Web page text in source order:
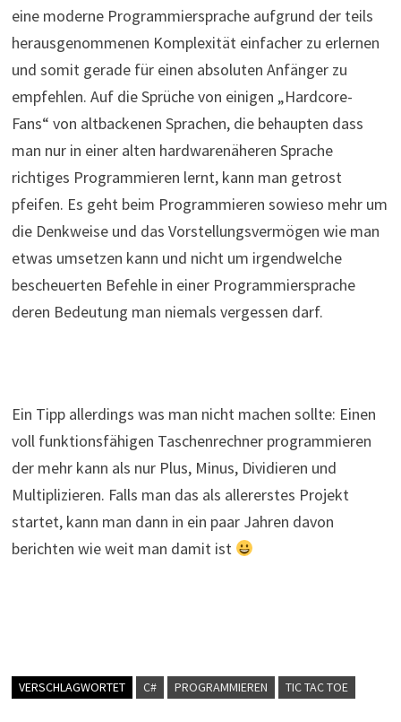
eine moderne Programmiersprache aufgrund der teils
herausgenommenen Komplexität einfacher zu erlernen
und somit gerade für einen absoluten Anfänger zu
empfehlen. Auf die Sprüche von einigen „Hardcore-
Fans“ von altbackenen Sprachen, die behaupten dass
man nur in einer alten hardwarenäheren Sprache
richtiges Programmieren lernt, kann man getrost
pfeifen. Es geht beim Programmieren sowieso mehr um
die Denkweise und das Vorstellungsvermögen wie man
etwas umsetzen kann und nicht um irgendwelche
bescheuerten Befehle in einer Programmiersprache
deren Bedeutung man niemals vergessen darf.
Ein Tipp allerdings was man nicht machen sollte: Einen
voll funktionsfähigen Taschenrechner programmieren
der mehr kann als nur Plus, Minus, Dividieren und
Multiplizieren. Falls man das als allererstes Projekt
startet, kann man dann in ein paar Jahren davon
berichten wie weit man damit ist
VERSCHLAGWORTET C# PROGRAMMIEREN TIC TAC TOE